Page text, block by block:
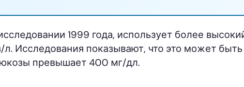
1999 года, использует более
Исследования показывают, что это может
превышает 400 мг/дл.